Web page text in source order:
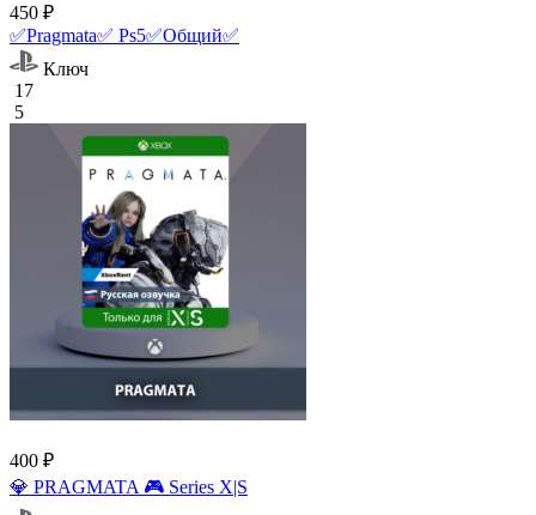
450 ₽
✅Pragmata✅ Ps5✅Общий✅
Ключ
17
5
400 ₽
💎 PRAGMATA 🎮 Series X|S